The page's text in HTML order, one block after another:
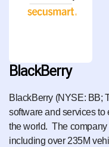
BlackBerry
BlackBerry (NYSE: BB;
software and services to
the world. The
including over 235M